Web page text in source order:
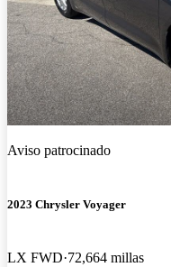
Aviso patrocinado
2023 Chrysler Voyager
LX FWD 72,664 millas